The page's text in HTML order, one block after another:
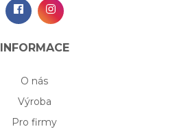
INFORMACE
O nás
Výroba
Pro firmy